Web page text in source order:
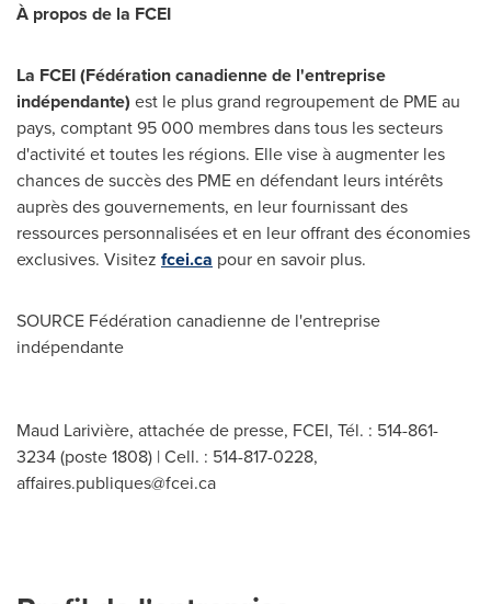
À propos de la FCEI
La FCEI (Fédération canadienne de l'entreprise
indépendante) est le plus grand regroupement de PME au
pays, comptant 95 000 membres dans tous les secteurs
d'activité et toutes les régions. Elle vise à augmenter les
chances de succès des PME en défendant leurs intérêts
auprès des gouvernements, en leur fournissant des
ressources personnalisées et en leur offrant des économies
exclusives. Visitez fcei.ca pour en savoir plus.
SOURCE Fédération canadienne de l'entreprise
indépendante
Maud Larivière, attachée de presse, FCEI, Tél. : 514-861-
3234 (poste 1808) | Cell. : 514-817-0228,
affaires.publiques@fcei.ca